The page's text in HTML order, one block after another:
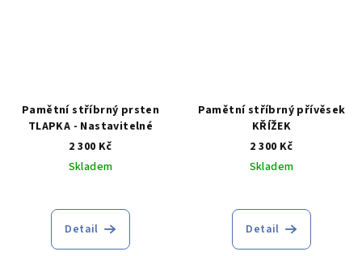
Pamětní stříbrný prsten
TLAPKA - Nastavitelné
2 300 Kč
Skladem
Detail
Pamětní stříbrný přívěsek
KŘÍŽEK
2 300 Kč
Skladem
hodnocení
produktu
Detail